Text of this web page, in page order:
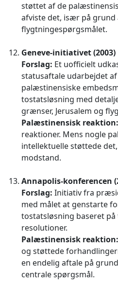
støttet af de
afviste det, især på grund
flygtningespørgsmålet.
Geneve-initiativet (2003)
Forslag: Et uofficielt
statusaftale udarbejdet
palæstinensiske
tostatsløsning med
grænser, Jerusalem og
Palæstinensisk reaktion:
reaktioner. Mens nogle
intellektuelle støttede
modstand.
Annapolis-konferencen
Forslag: Initiativ fra
med målet at genstarte
tostatsløsning baseret på
resolutioner.
Palæstinensisk reaktion:
og støttede
en endelig aftale på
centrale spørgsmål.